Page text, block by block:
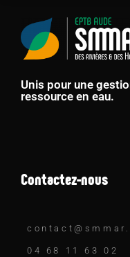
Unis pour une
ressource en eau.
Contactez-nous
04 68 11 63 02